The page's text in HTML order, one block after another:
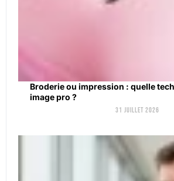
Broderie ou impression : quelle
image pro ?
31 juillet 2026